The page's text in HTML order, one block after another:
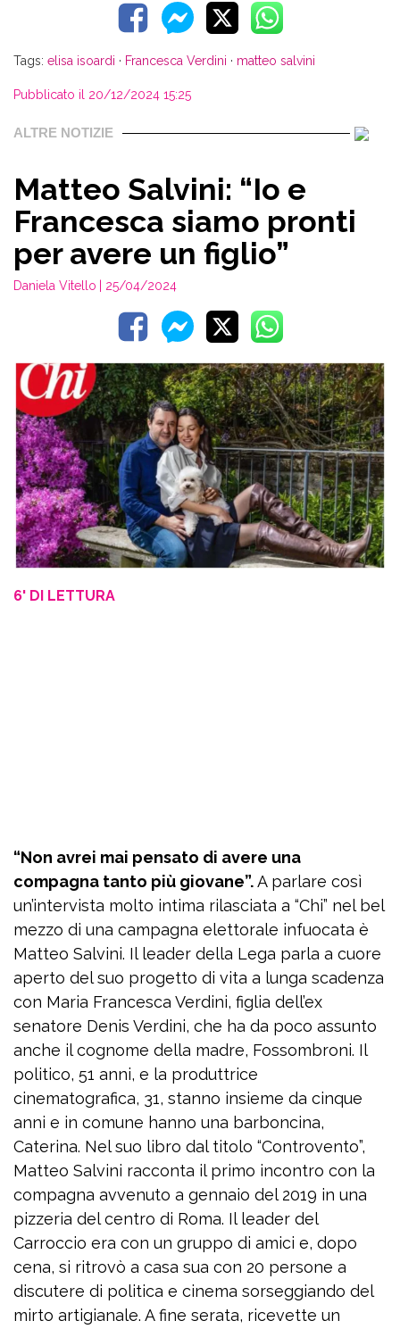
Tags: elisa isoardi · Francesca Verdini · matteo salvini
Pubblicato il 20/12/2024 15:25
ALTRE NOTIZIE
Matteo Salvini: “Io e
Francesca siamo pronti
per avere un figlio”
Daniela Vitello | 25/04/2024
6' DI LETTURA
“Non avrei mai pensato di avere una
compagna tanto più giovane”.A parlare così
un’intervista molto intima rilasciata a “Chi” nel bel
mezzo di una campagna elettorale infuocata è
Matteo Salvini. Il leader della Lega parla a cuore
aperto del suo progetto di vita a lunga scadenza
con Maria Francesca Verdini, figlia dell’ex
senatore Denis Verdini, che ha da poco assunto
anche il cognome della madre, Fossombroni. Il
politico, 51 anni, e la produttrice
cinematografica, 31, stanno insieme da cinque
anni e in comune hanno una barboncina,
Caterina. Nel suo libro dal titolo “Controvento”,
Matteo Salvini racconta il primo incontro con la
compagna avvenuto a gennaio del 2019 in una
pizzeria del centro di Roma. Il leader del
Carroccio era con un gruppo di amici e, dopo
cena, si ritrovò a casa sua con 20 persone a
discutere di politica e cinema sorseggiando del
mirto artigianale. A fine serata, ricevette un